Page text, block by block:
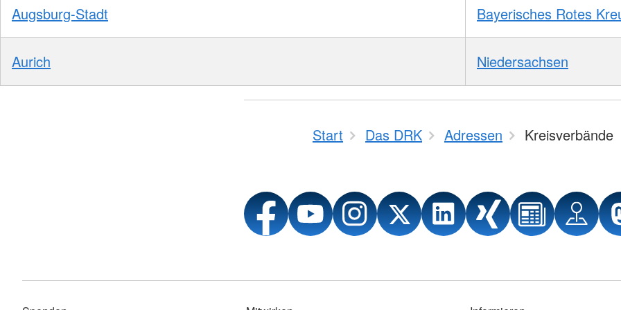
Augsburg-Stadt Bayerisches Rotes
Aurich Niedersachsen
Start Das DRK Adressen Kreisverbände